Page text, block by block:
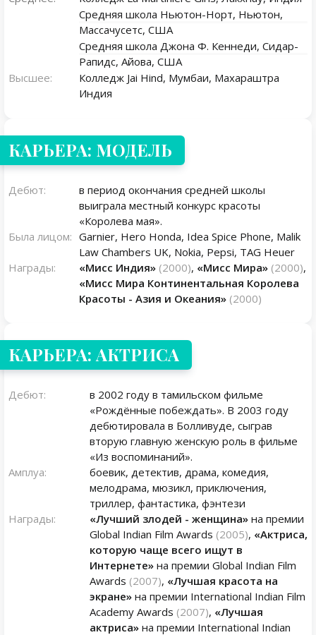
Средняя школа Ньютон-Норт, Ньютон,
Массачусетс, США
Средняя школа Джона Ф. Кеннеди, Сидар-
Рапидс, Айова, США
Высшее:
Колледж Jai Hind, Мумбаи, Махараштра
Индия
КАРЬЕРА: АКТРИСА
Дебют:
в 2002 году в тамильском фильме
«Рождённые побеждать». В 2003 году
дебютировала в Болливуде, сыграв
вторую главную женскую роль в фильме
«Из воспоминаний».
Амплуа:
боевик, детектив, драма, комедия,
мелодрама, мюзикл, приключения,
триллер, фантастика, фэнтези
Награды:
«Лучший злодей - женщина» на премии
Global Indian Film Awards (2005), «Актриса,
которую чаще всего ищут в
Интернете» на премии Global Indian Film
Awards (2007), «Лучшая красота на
экране» на премии International Indian Film
Academy Awards (2007), «Лучшая
актриса» на премии International Indian
КАРЬЕРА: МОДЕЛЬ
Дебют:
в период окончания средней школы
выиграла местный конкурс красоты
«Королева мая».
Была лицом: Garnier, Hero Honda, Idea Spice Phone, Malik
Law Chambers UK, Nokia, Pepsi, TAG Heuer
Награды:
«Мисс Индия» (2000), «Мисс Мира» (2000),
«Мисс Мира Континентальная Королева
Красоты - Азия и Океания» (2000)